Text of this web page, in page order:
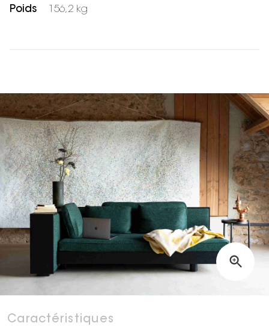
Poids 156,2 kg
Caractéristiques